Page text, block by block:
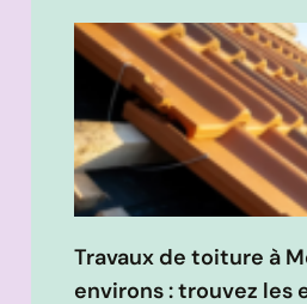
Travaux de toiture à
environs : trouvez les